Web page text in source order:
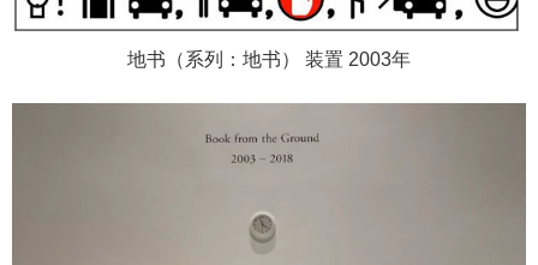
地书（系列：地书） 装置 2003年